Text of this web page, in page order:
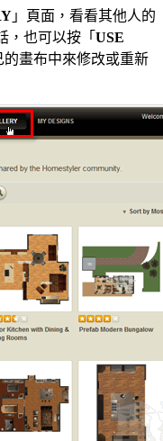
」頁面，看看其他人的
，也可以按「 USE
的畫布中來修改或重新